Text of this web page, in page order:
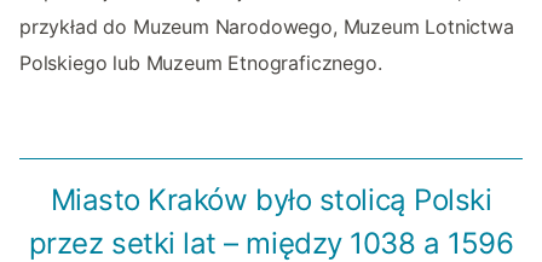
przykład do Muzeum Narodowego, Muzeum Lotnictwa
Polskiego lub Muzeum Etnograficznego.
Miasto Kraków było stolicą Polski
przez setki lat – między 1038 a 1596